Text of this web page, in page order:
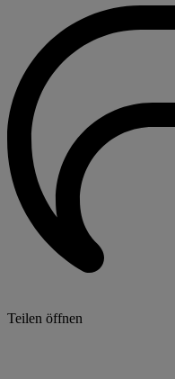
Teilen öffnen